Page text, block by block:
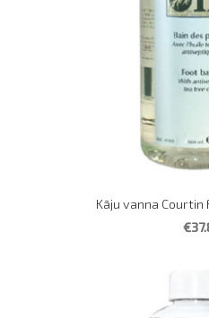
Kāju vanna